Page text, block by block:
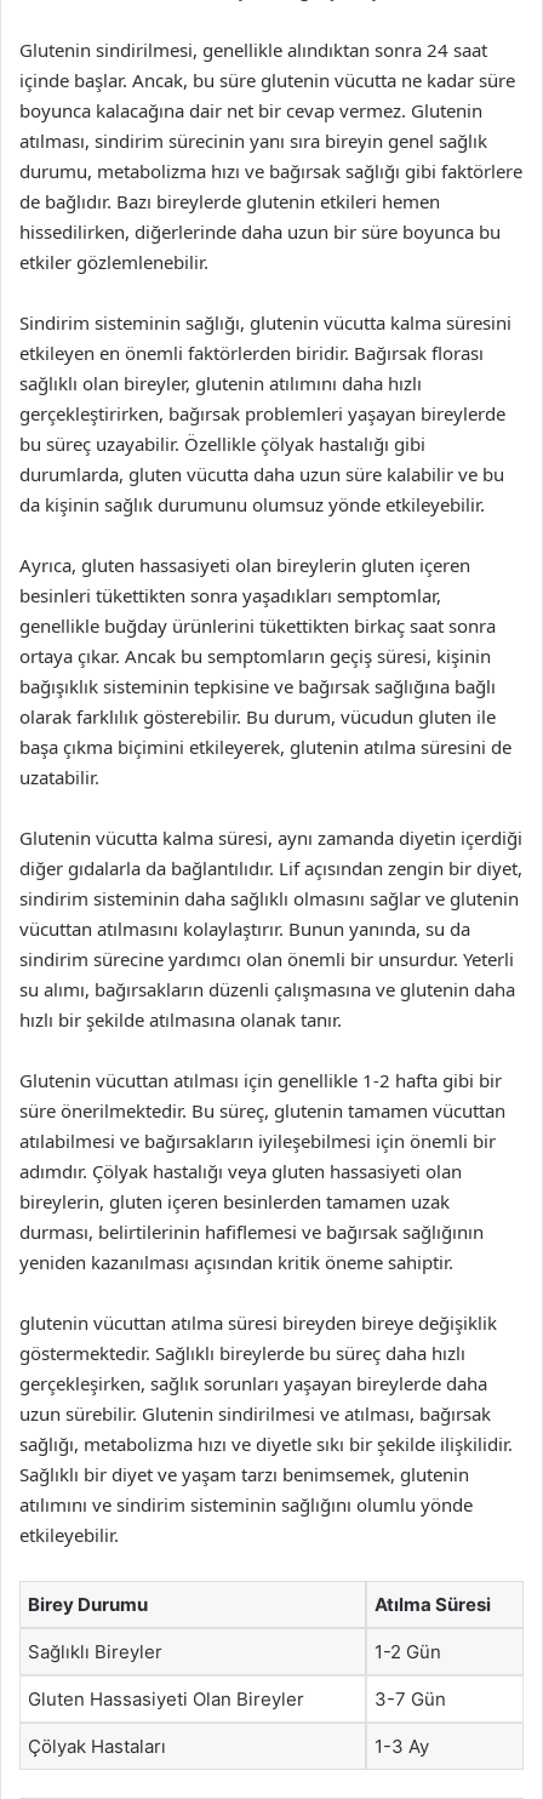
Glutenin sindirilmesi, genellikle alındıktan sonra 24 saat
içinde başlar. Ancak, bu süre glutenin vücutta ne kadar süre
boyunca kalacağına dair net bir cevap vermez. Glutenin
atılması, sindirim sürecinin yanı sıra bireyin genel sağlık
durumu, metabolizma hızı ve bağırsak sağlığı gibi faktörlere
de bağlıdır. Bazı bireylerde glutenin etkileri hemen
hissedilirken, diğerlerinde daha uzun bir süre boyunca bu
etkiler gözlemlenebilir.
Sindirim sisteminin sağlığı, glutenin vücutta kalma süresini
etkileyen en önemli faktörlerden biridir. Bağırsak florası
sağlıklı olan bireyler, glutenin atılımını daha hızlı
gerçekleştirirken, bağırsak problemleri yaşayan bireylerde
bu süreç uzayabilir. Özellikle çölyak hastalığı gibi
durumlarda, gluten vücutta daha uzun süre kalabilir ve bu
da kişinin sağlık durumunu olumsuz yönde etkileyebilir.
Ayrıca, gluten hassasiyeti olan bireylerin gluten içeren
besinleri tükettikten sonra yaşadıkları semptomlar,
genellikle buğday ürünlerini tükettikten birkaç saat sonra
ortaya çıkar. Ancak bu semptomların geçiş süresi, kişinin
bağışıklık sisteminin tepkisine ve bağırsak sağlığına bağlı
olarak farklılık gösterebilir. Bu durum, vücudun gluten ile
başa çıkma biçimini etkileyerek, glutenin atılma süresini de
uzatabilir.
Glutenin vücutta kalma süresi, aynı zamanda diyetin içerdiği
diğer gıdalarla da bağlantılıdır. Lif açısından zengin bir diyet,
sindirim sisteminin daha sağlıklı olmasını sağlar ve glutenin
vücuttan atılmasını kolaylaştırır. Bunun yanında, su da
sindirim sürecine yardımcı olan önemli bir unsurdur. Yeterli
su alımı, bağırsakların düzenli çalışmasına ve glutenin daha
hızlı bir şekilde atılmasına olanak tanır.
Glutenin vücuttan atılması için genellikle 1-2 hafta gibi bir
süre önerilmektedir. Bu süreç, glutenin tamamen vücuttan
atılabilmesi ve bağırsakların iyileşebilmesi için önemli bir
adımdır. Çölyak hastalığı veya gluten hassasiyeti olan
bireylerin, gluten içeren besinlerden tamamen uzak
durması, belirtilerinin hafiflemesi ve bağırsak sağlığının
yeniden kazanılması açısından kritik öneme sahiptir.
glutenin vücuttan atılma süresi bireyden bireye değişiklik
göstermektedir. Sağlıklı bireylerde bu süreç daha hızlı
gerçekleşirken, sağlık sorunları yaşayan bireylerde daha
uzun sürebilir. Glutenin sindirilmesi ve atılması, bağırsak
sağlığı, metabolizma hızı ve diyetle sıkı bir şekilde ilişkilidir.
Sağlıklı bir diyet ve yaşam tarzı benimsemek, glutenin
atılımını ve sindirim sisteminin sağlığını olumlu yönde
etkileyebilir.
Birey Durumu Atılma Süresi
Sağlıklı Bireyler 1-2 Gün
Gluten Hassasiyeti Olan Bireyler 3-7 Gün
Çölyak Hastaları 1-3 Ay